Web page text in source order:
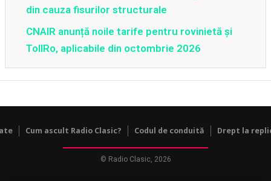
din cauza fisurilor structurale
CNAIR anunță noile tarife pentru rovinietă și
TollRo, aplicabile din octombrie 2026
Cum ascult Radio Clasic? Codul de conduită Drept la
© Radio Clasic, 2026